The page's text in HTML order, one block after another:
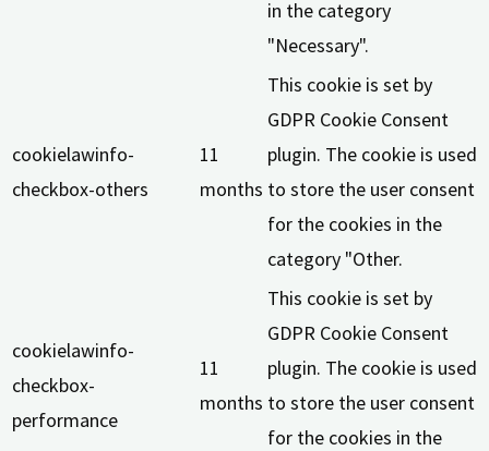
in the category
"Necessary".
cookielawinfo-
checkbox-others
11
months
This cookie is set by
GDPR Cookie Consent
plugin. The cookie is used
to store the user consent
for the cookies in the
category "Other.
cookielawinfo-
checkbox-
performance
11
months
This cookie is set by
GDPR Cookie Consent
plugin. The cookie is used
to store the user consent
for the cookies in the